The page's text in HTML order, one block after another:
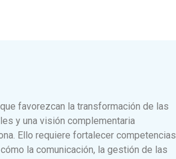
favorezcan la transformación de las
y una visión complementaria
Ello requiere fortalecer competencias
la comunicación, la gestión de las